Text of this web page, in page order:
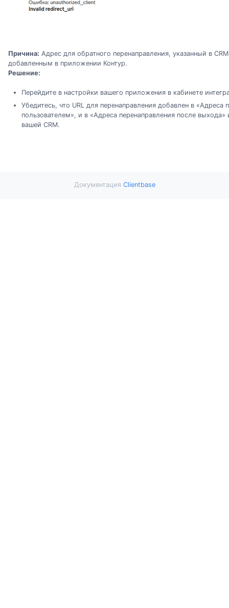
Причина: Адрес для обратного перенаправления, указанный в
добавленным в приложении Контур.
Решение:
Перейдите в настройки вашего приложения в кабинете
Убедитесь, что URL для перенаправления добавлен в «Адреса
пользователем», и в «Адреса перенаправления после выхода»
вашей CRM.
Документация Clientbase